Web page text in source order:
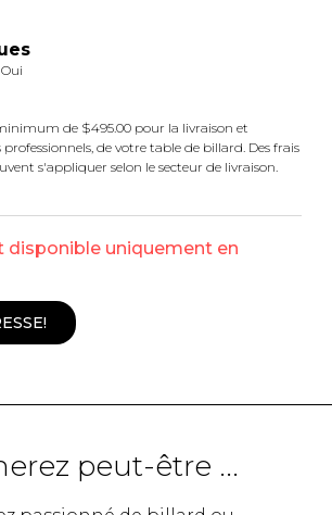
de $495.00 pour la livraison et
de votre table de billard. Des frais
s'appliquer selon le secteur de livraison.
disponible uniquement en
peut-être ...